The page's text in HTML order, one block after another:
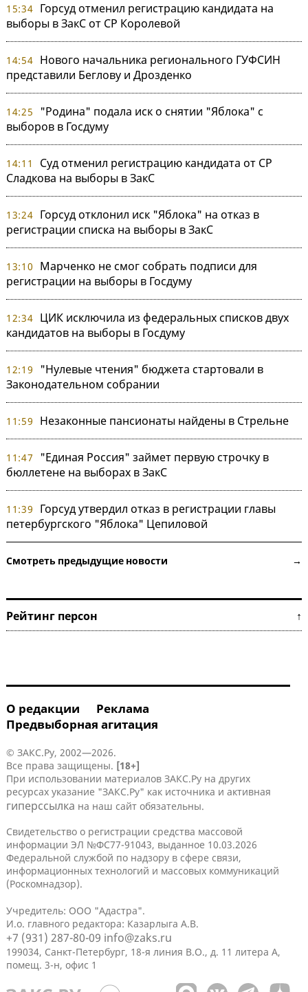
15:34 Горсуд отменил регистрацию кандидата на
выборы в ЗакС от СР Королевой
14:54 Нового начальника регионального ГУФСИН
представили Беглову и Дрозденко
14:25
"Родина" подала иск о снятии "Яблока" с
выборов в Госдуму
14:11
Суд отменил регистрацию кандидата от СР
Сладкова на выборы в ЗакС
13:24 Горсуд отклонил иск "Яблока" на отказ в
регистрации списка на выборы в ЗакС
13:10
Марченко не смог собрать подписи для
регистрации на выборы в Госдуму
12:34 ЦИК исключила из федеральных списков двух
кандидатов на выборы в Госдуму
12:19
"Нулевые чтения" бюджета стартовали в
Законодательном собрании
11:59 Незаконные пансионаты найдены в Стрельне
11:47
"Единая Россия" займет первую строчку в
бюллетене на выборах в ЗакС
11:39
Горсуд утвердил отказ в регистрации главы
петербургского "Яблока" Цепиловой
Смотреть предыдущие новости →
Рейтинг персон ↑
О редакции
Реклама
Предвыборная агитация
© ЗАКС.Ру, 2002—2026.
Все права защищены. [18+]
При использовании материалов ЗАКС.Ру на других
ресурсах указание "ЗАКС.Ру" как источника и активная
гиперссылка на наш сайт обязательны.
Свидетельство о регистрации средства массовой
информации ЭЛ №ФС77-91043, выданное 10.03.2026
Федеральной службой по надзору в сфере связи,
информационных технологий и массовых коммуникаций
(Роскомнадзор).
Учредитель: ООО "Адастра".
И.о. главного редактора: Казарлыга А.В.
+7 (931) 287-80-09 info@zaks.ru
199034, Санкт-Петербург, 18-я линия В.О., д. 11 литера А,
помещ. 3-н, офис 1